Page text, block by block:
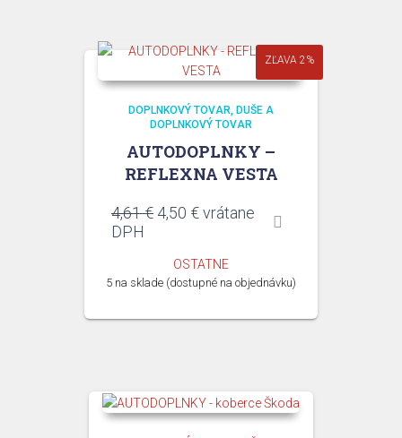
ZĽAVA 2%
DOPLNKOVÝ TOVAR DUŠE A
DOPLNKOVÝ TOVAR
AUTODOPLNKY –
REFLEXNA VESTA
4,61€ Pôvodná
4,61 €.
4,50 €Aktuálna
4,50 €.
vrátane
DPH
OSTATNE
5 na sklade (dostupné na objednávku)